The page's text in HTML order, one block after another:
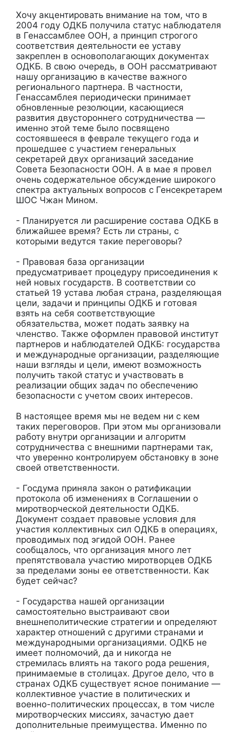
Хочу акцентировать внимание на том, что в
2004 году ОДКБ получила статус наблюдателя
в Генассамблее ООН, а принцип строгого
соответствия деятельности ее уставу
закреплен в основополагающих документах
ОДКБ. В свою очередь, в ООН рассматривают
нашу организацию в качестве важного
регионального партнера. В частности,
Генассамблея периодически принимает
обновленные резолюции, касающиеся
развития двустороннего сотрудничества —
именно этой теме было посвящено
состоявшееся в феврале текущего года и
прошедшее с участием генеральных
секретарей двух организаций заседание
Совета Безопасности ООН. А в мае я провел
очень содержательное обсуждение широкого
спектра актуальных вопросов с Генсекретарем
ШОС Чжан Мином.
- Планируется ли расширение состава ОДКБ в
ближайшее время? Есть ли страны, с
которыми ведутся такие переговоры?
- Правовая база организации
предусматривает процедуру присоединения к
ней новых государств. В соответствии со
статьей 19 устава любая страна, разделяющая
цели, задачи и принципы ОДКБ и готовая
взять на себя соответствующие
обязательства, может подать заявку на
членство. Также оформлен правовой институт
партнеров и наблюдателей ОДКБ: государства
и международные организации, разделяющие
наши взгляды и цели, имеют возможность
получить такой статус и участвовать в
реализации общих задач по обеспечению
безопасности с учетом своих интересов.
В настоящее время мы не ведем ни с кем
таких переговоров. При этом мы организовали
работу внутри организации и алгоритм
сотрудничества с внешними партнерами так,
что уверенно контролируем обстановку в зоне
своей ответственности.
- Госдума приняла закон о ратификации
протокола об изменениях в Соглашении о
миротворческой деятельности ОДКБ.
Документ создает правовые условия для
участия коллективных сил ОДКБ в операциях,
проводимых под эгидой ООН. Ранее
сообщалось, что организация много лет
препятствовала участию миротворцев ОДКБ
за пределами зоны ее ответственности. Как
будет сейчас?
- Государства нашей организации
самостоятельно выстраивают свои
внешнеполитические стратегии и определяют
характер отношений с другими странами и
международными организациями. ОДКБ не
имеет полномочий, да и никогда не
стремилась влиять на такого рода решения,
принимаемые в столицах. Другое дело, что в
странах ОДКБ существует ясное понимание —
коллективное участие в политических и
военно-политических процессах, в том числе
миротворческих миссиях, зачастую дает
дополнительные преимущества. Именно по